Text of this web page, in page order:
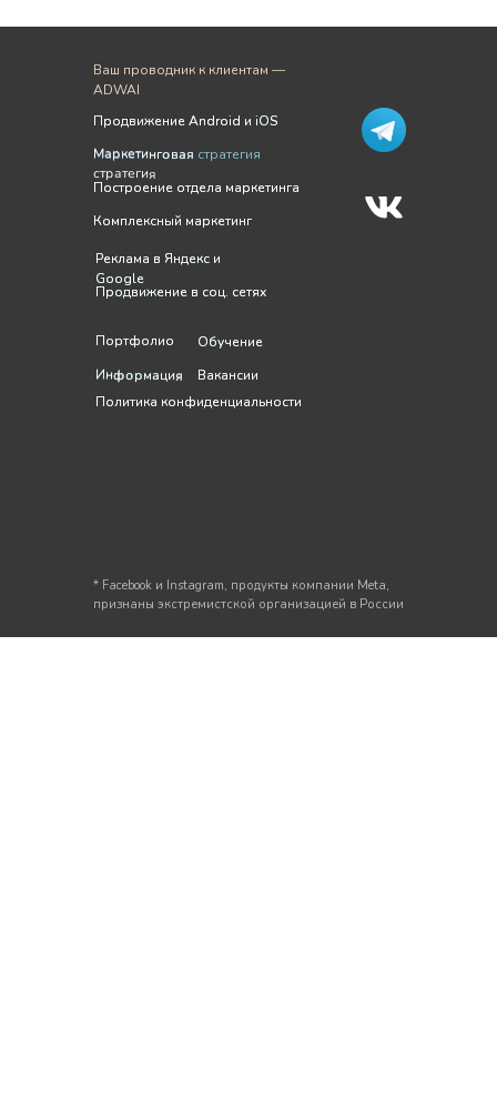
Продвижение в соц. сетях
Комплексный маркетинг
Реклама в Яндекс и
Google
Построение отдела маркетинга
Портфолио
Обучение
Информация
Вакансии
Ваш проводник к клиентам —
ADWAI
Политика конфиденциальности
Продвижение в соц. сетях
Комплексный маркетинг
Реклама в Яндекс и
Google
Построение отдела маркетинга
Портфолио Обучение
Информация
Вакансии
Политика конфиденциальности
Продвижение Android и iOS
Маркетинговая стратегия
Продвижение Android и iOS
Маркетинговая
стратегия
* Facebook и Instagram, продукты компании Meta,
признаны экстремистской организацией в России